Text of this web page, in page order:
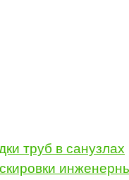
труб в санузлах